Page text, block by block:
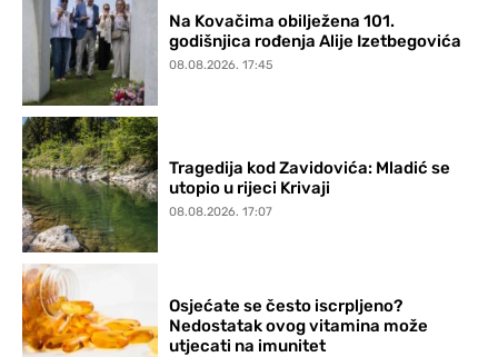
Na Kovačima obilježena 101.
godišnjica rođenja Alije Izetbegovića
08.08.2026. 17:45
Tragedija kod Zavidovića: Mladić se
utopio u rijeci Krivaji
08.08.2026. 17:07
Osjećate se često iscrpljeno?
Nedostatak ovog vitamina može
utjecati na imunitet